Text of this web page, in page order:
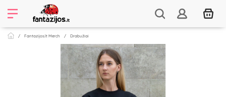
Fantazijos.lt Merch Drabužiai